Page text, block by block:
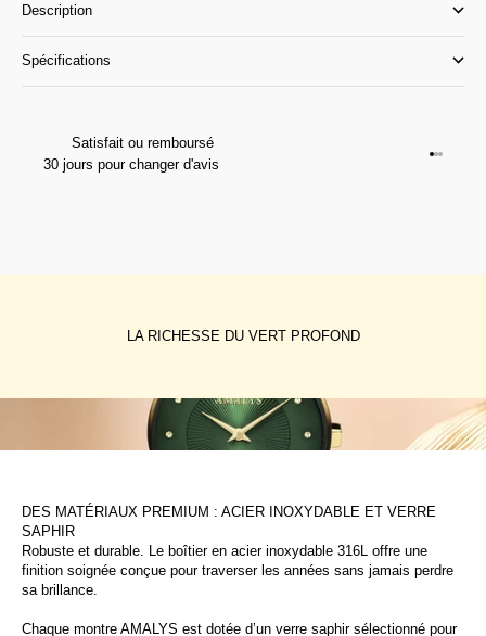
Description
Spécifications
Satisfait ou remboursé
30 jours pour changer d'avis
Aller à
Aller à
Aller à
LA RICHESSE DU VERT PROFOND
DES MATÉRIAUX PREMIUM : ACIER INOXYDABLE ET VERRE
SAPHIR
Robuste et durable. Le boîtier en acier inoxydable 316L offre une
finition soignée conçue pour traverser les années sans jamais perdre
sa brillance.
Chaque montre AMALYS est dotée d’un verre saphir sélectionné pour